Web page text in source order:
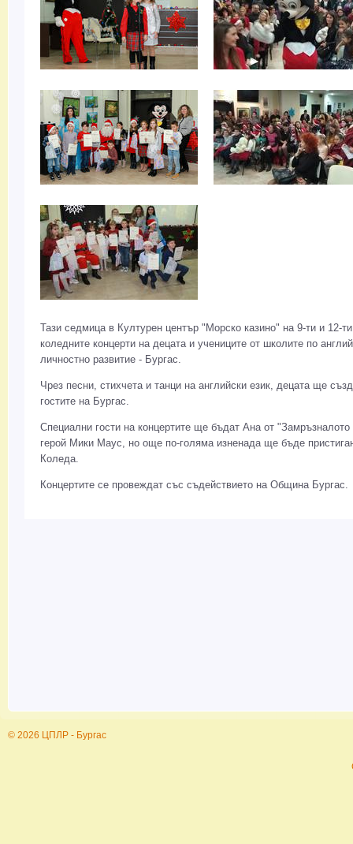
Тази седмица в Културен център "Морско казино" на 9-ти и 12-
коледните концерти на децата и учениците от школите по
личностно развитие - Бургас.
Чрез песни, стихчета и танци на английски език, децата ще
гостите на Бургас.
Специални гости на концертите ще бъдат Ана от
герой Мики Маус, но още по-голяма изненада ще бъде
Коледа.
Концертите се провеждат със съдействието на Община Бургас.
© 2026 ЦПЛР - Бургас